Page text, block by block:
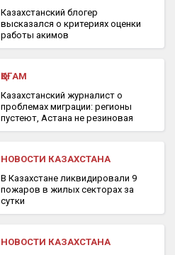
Казахстанский блогер
высказался о критериях оценки
работы акимов
ҚОҒАМ
Казахстанский журналист о
проблемах миграции: регионы
пустеют, Астана не резиновая
НОВОСТИ КАЗАХСТАНА
В Казахстане ликвидировали 9
пожаров в жилых секторах за
сутки
НОВОСТИ КАЗАХСТАНА